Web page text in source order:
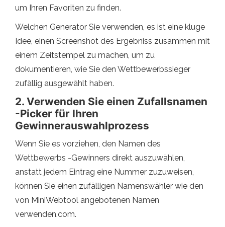
um Ihren Favoriten zu finden.
Welchen Generator Sie verwenden, es ist eine kluge
Idee, einen Screenshot des Ergebniss zusammen mit
einem Zeitstempel zu machen, um zu
dokumentieren, wie Sie den Wettbewerbssieger
zufällig ausgewählt haben.
2. Verwenden Sie einen Zufallsnamen
-Picker für Ihren
Gewinnerauswahlprozess
Wenn Sie es vorziehen, den Namen des
Wettbewerbs -Gewinners direkt auszuwählen,
anstatt jedem Eintrag eine Nummer zuzuweisen,
können Sie einen zufälligen Namenswähler wie den
von MiniWebtool angebotenen Namen
verwenden.com.